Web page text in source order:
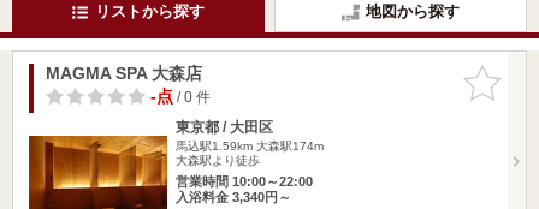
リストから探す 地図から探す
お気に入
りに追加
MAGMA SPA 大森店
-点/ 0 件
東京都 / 大田区
馬込駅1.59km 大森駅174m
大森駅より徒歩
営業時間 10:00～22:00
入浴料金 3,340円～